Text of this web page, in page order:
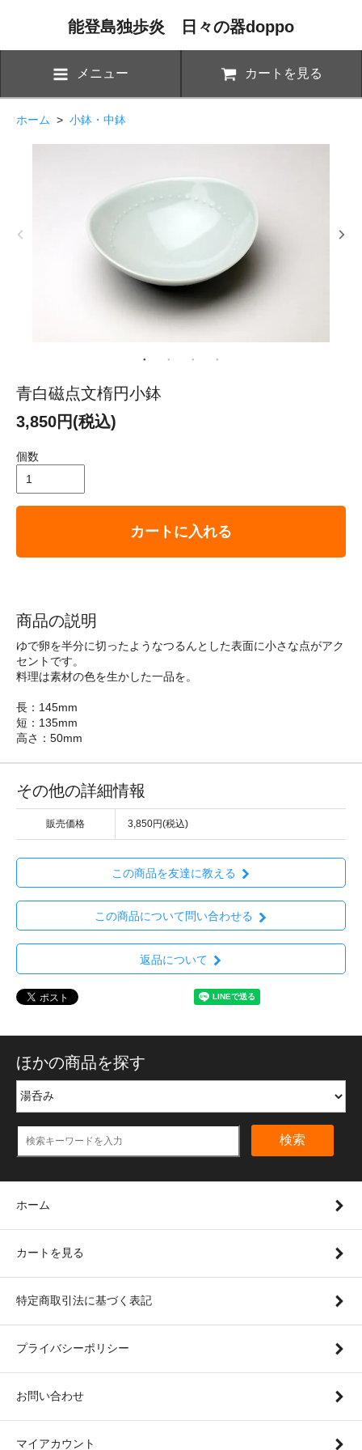
能登島独歩炎 日々の器doppo
メニュー カートを見る
ホーム > 小鉢・中鉢
青白磁点文楕円小鉢
3,850円(税込)
個数
カートに入れる
商品の説明
ゆで卵を半分に切ったようなつるんとした表面に小さな点がアク
セントです。
料理は素材の色を生かした一品を。
長：145mm
短：135mm
高さ：50mm
その他の詳細情報
販売価格 3,850円(税込)
この商品を友達に教える
この商品について問い合わせる
返品について
ほかの商品を探す
検索
ホーム
カートを見る
特定商取引法に基づく表記
プライバシーポリシー
お問い合わせ
マイアカウント